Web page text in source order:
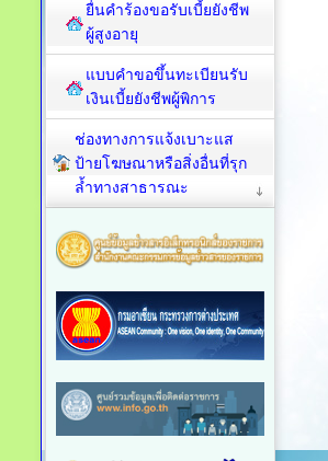
ยื่นคำร้องขอรับเบี้ยยังชีพ
ผู้สูงอายุ
แบบคำขอขึ้นทะเบียนรับ
เงินเบี้ยยังชีพผู้พิการ
ช่องทางการแจ้งเบาะแส
ป้ายโฆษณาหรือสิ่งอื่นที่รุก
ล้ำทางสาธารณะ